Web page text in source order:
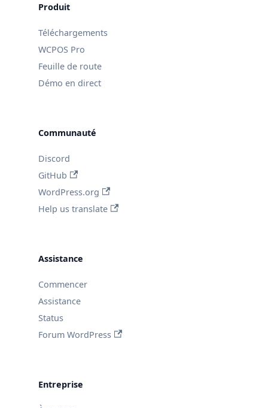
Produit
Téléchargements
WCPOS Pro
Feuille de route
Démo en direct
Communauté
Discord
GitHub
WordPress.org
Help us translate
Assistance
Commencer
Assistance
Status
Forum WordPress
Entreprise